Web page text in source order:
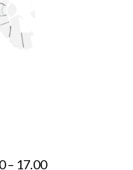
– 17.00